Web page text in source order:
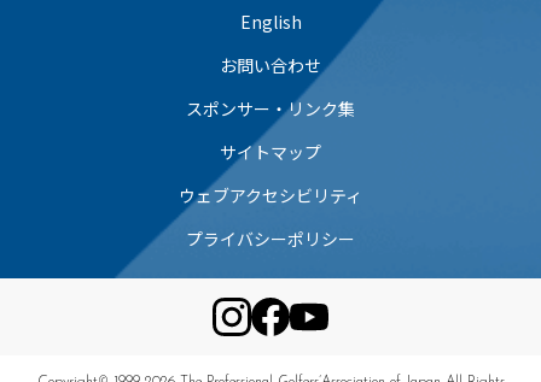
English
お問い合わせ
スポンサー・リンク集
サイトマップ
ウェブアクセシビリティ
プライバシーポリシー